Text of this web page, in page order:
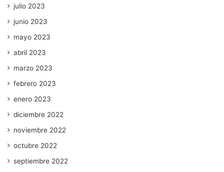
julio 2023
junio 2023
mayo 2023
abril 2023
marzo 2023
febrero 2023
enero 2023
diciembre 2022
noviembre 2022
octubre 2022
septiembre 2022